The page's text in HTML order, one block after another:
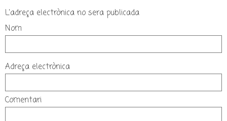
L'adreça electrònica no sera publicada
Nom
Adreça electrònica
Comentari